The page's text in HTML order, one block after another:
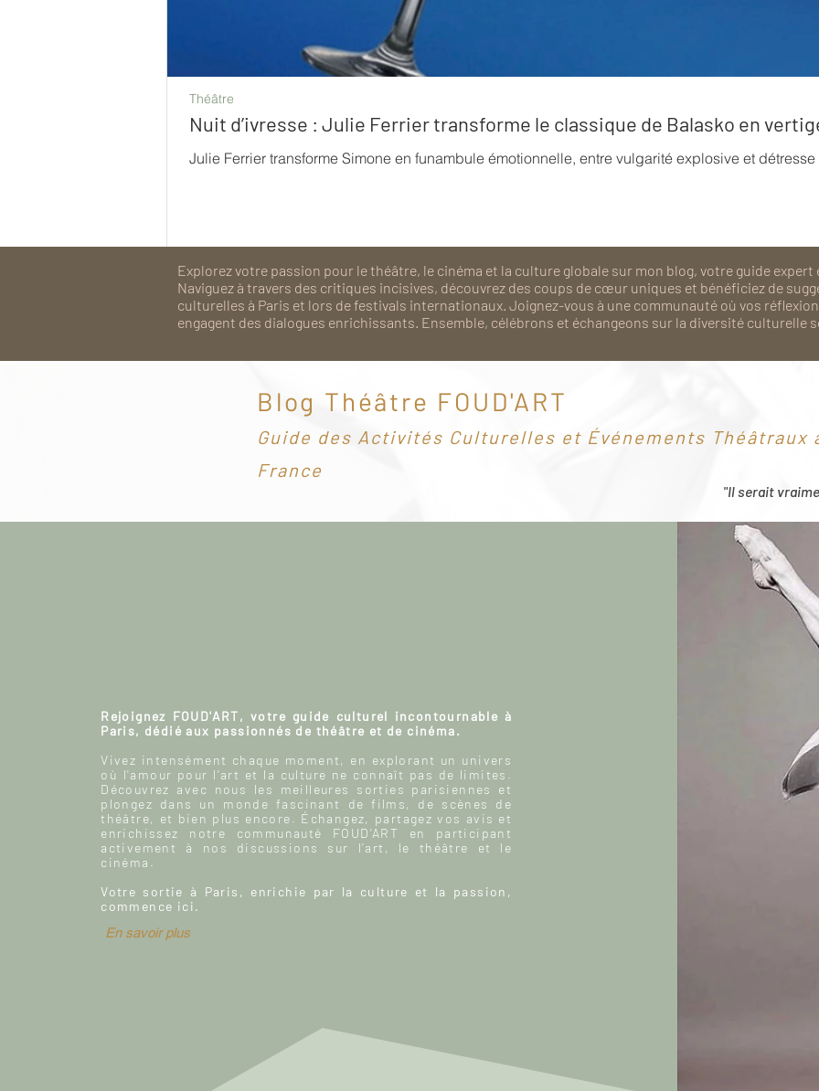
Nuit d’ivresse : Julie Ferrier transforme le classique de Balasko en
Julie Ferrier transforme Simone en funambule émotionnelle, entre vulgarité explosive et
Théâtre
Explorez votre passion pour le théâtre, le cinéma et la culture globale sur mon blog, votre guide expert
Naviguez à travers des critiques incisives, découvrez des coups de cœur uniques et bénéficiez de
culturelles à Paris et lors de festivals internationaux. Joignez-vous à une communauté où vos
engagent des dialogues enrichissants. Ensemble, célébrons et échangeons sur la diversité culturelle
Blog Théâtre FOUD'ART
Guide des Activités Culturelles et Événements Théâtraux
France
"Il serait
Rejoignez FOUD'ART, votre guide culturel incontournable à
Paris, dédié aux passionnés de théâtre et de cinéma.
Vivez intensément chaque moment, en explorant un univers
où l'amour pour l'art et la culture ne connaît pas de limites.
Découvrez avec nous les meilleures sorties parisiennes et
plongez dans un monde fascinant de films, de scènes de
théâtre, et bien plus encore. Échangez, partagez vos avis et
enrichissez notre communauté FOUD'ART en participant
activement à nos discussions sur l’art, le théâtre et le
cinéma.
Votre sortie à Paris, enrichie par la culture et la passion,
commence ici.
En savoir plus